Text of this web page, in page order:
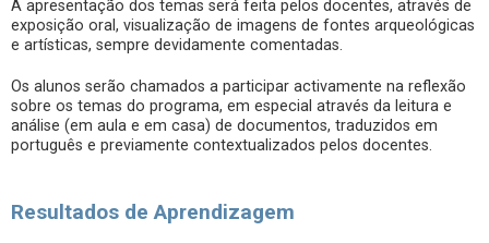
A apresentação dos temas será feita pelos docentes, através de
exposição oral, visualização de imagens de fontes arqueológicas
e artísticas, sempre devidamente comentadas.
Os alunos serão chamados a participar activamente na reflexão
sobre os temas do programa, em especial através da leitura e
análise (em aula e em casa) de documentos, traduzidos em
português e previamente contextualizados pelos docentes.
Resultados de Aprendizagem